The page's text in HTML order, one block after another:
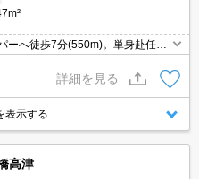
ーへ徒歩7分(550m)。単身赴任の
詳細を見る
表示する
高津